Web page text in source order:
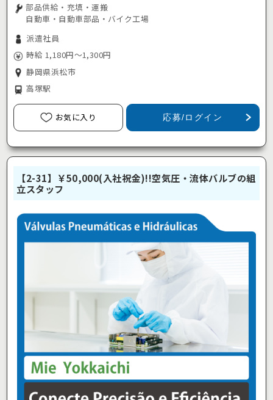
部品供給・充填・運搬
自動車・自動車部品・バイク工場
派遣社員
時給 1,180円～1,300円
静岡県浜松市
高塚駅
お気に入り 応募/ログイン
【2-31】￥50,000(入社祝金)!!空気圧・流体バルブの組
立スタッフ